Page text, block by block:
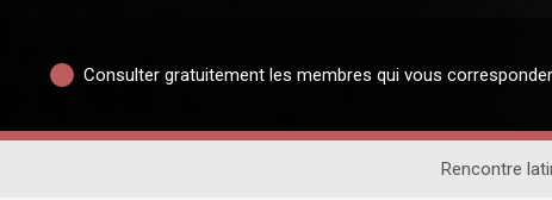
Consulter gratuitement les membres qui vous
Rencontre